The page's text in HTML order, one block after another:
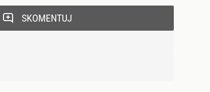
SKOMENTUJ